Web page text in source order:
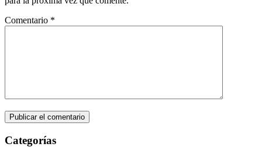
Comentario *
Categorías